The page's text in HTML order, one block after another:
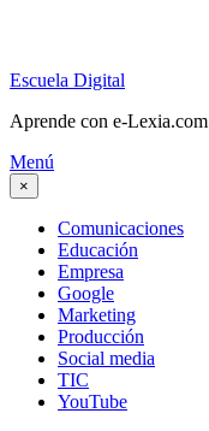
Escuela Digital
Aprende con e-Lexia.com
Menú
×
Comunicaciones
Educación
Empresa
Google
Marketing
Producción
Social media
TIC
YouTube